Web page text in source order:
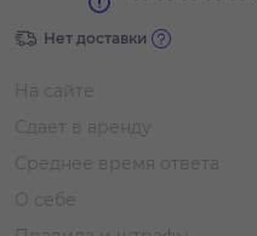
Нет доставки
На сайте
Сдает в аренду
Среднее время ответа
О себе